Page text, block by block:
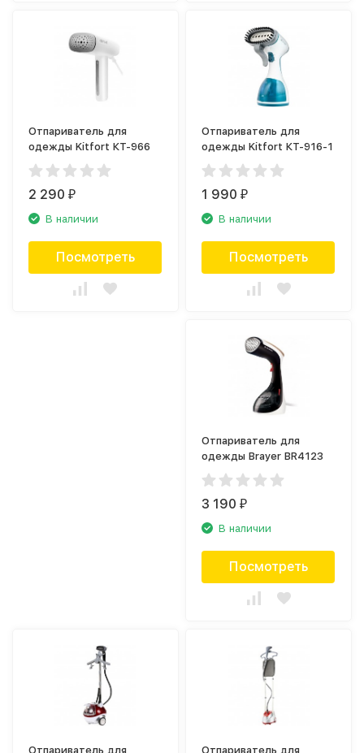
Отпариватель для
одежды Kitfort КТ-966
2 290₽
В наличии
Посмотреть
Отпариватель для
одежды Kitfort КТ-916-1
1 990₽
В наличии
Посмотреть
Отпариватель для
одежды Brayer BR4123
3 190₽
В наличии
Посмотреть
Отпариватель для
Отпариватель для